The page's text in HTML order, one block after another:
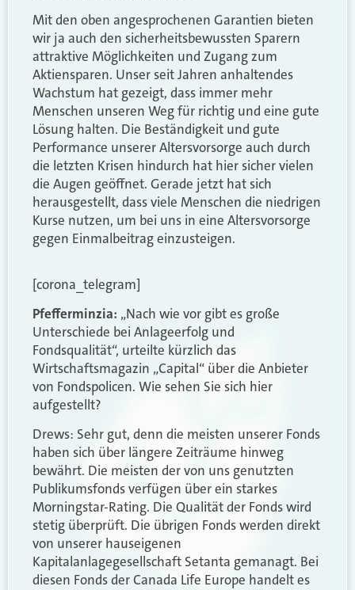
Mit den oben angesprochenen Garantien bieten
wir ja auch den sicherheitsbewussten Sparern
attraktive Möglichkeiten und Zugang zum
Aktiensparen. Unser seit Jahren anhaltendes
Wachstum hat gezeigt, dass immer mehr
Menschen unseren Weg für richtig und eine gute
Lösung halten. Die Beständigkeit und gute
Performance unserer Altersvorsorge auch durch
die letzten Krisen hindurch hat hier sicher vielen
die Augen geöffnet. Gerade jetzt hat sich
herausgestellt, dass viele Menschen die niedrigen
Kurse nutzen, um bei uns in eine Altersvorsorge
gegen Einmalbeitrag einzusteigen.
[corona_telegram]
Pfefferminzia: „Nach wie vor gibt es große
Unterschiede bei Anlageerfolg und
Fondsqualität“, urteilte kürzlich das
Wirtschaftsmagazin „Capital“ über die Anbieter
von Fondspolicen. Wie sehen Sie sich hier
aufgestellt?
Drews: Sehr gut, denn die meisten unserer Fonds
haben sich über längere Zeiträume hinweg
bewährt. Die meisten der von uns genutzten
Publikumsfonds verfügen über ein starkes
Morningstar-Rating. Die Qualität der Fonds wird
stetig überprüft. Die übrigen Fonds werden direkt
von unserer hauseigenen
Kapitalanlagegesellschaft Setanta gemanagt. Bei
diesen Fonds der Canada Life Europe handelt es